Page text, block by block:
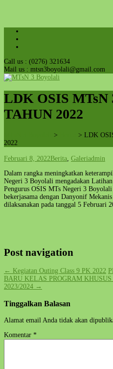
Call us : (0276) 321634
Mail us : mtsn3boyolali@gmail.com
LDK OSIS
TAHUN 2022
> > LDK
2022
Februari 8, 2022Berita Galeriadmin
Dalam rangka meningkatkan
Negeri 3 Boyolali mengadakan
Pengurus OSIS MTs Negeri 3
bekerjasama dengan Danyonif
dilaksanakan pada tanggal 5 Februari
Post navigation
← Kegiatan Outing Class 9 PK 2022
BARU KELAS PROGRAM
2023/2024 →
Tinggalkan Balasan
Alamat email Anda tidak akan
Komentar *